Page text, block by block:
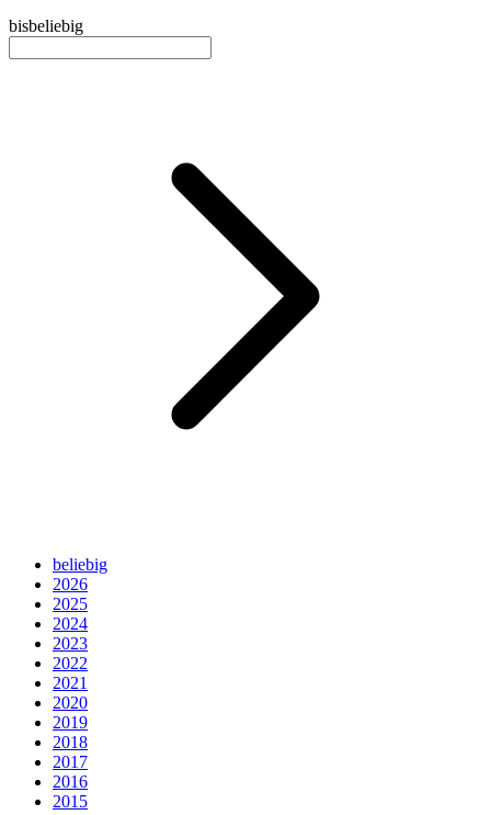
bisbeliebig
beliebig
2026
2025
2024
2023
2022
2021
2020
2019
2018
2017
2016
2015